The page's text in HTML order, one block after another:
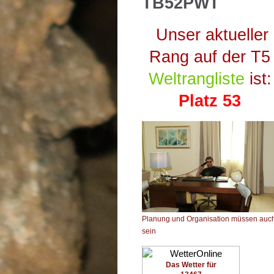
Unser aktueller
Rang auf der T5
Weltrangliste ist:
Platz 53
Planung und Organisation müssen
sein
Das Wetter für